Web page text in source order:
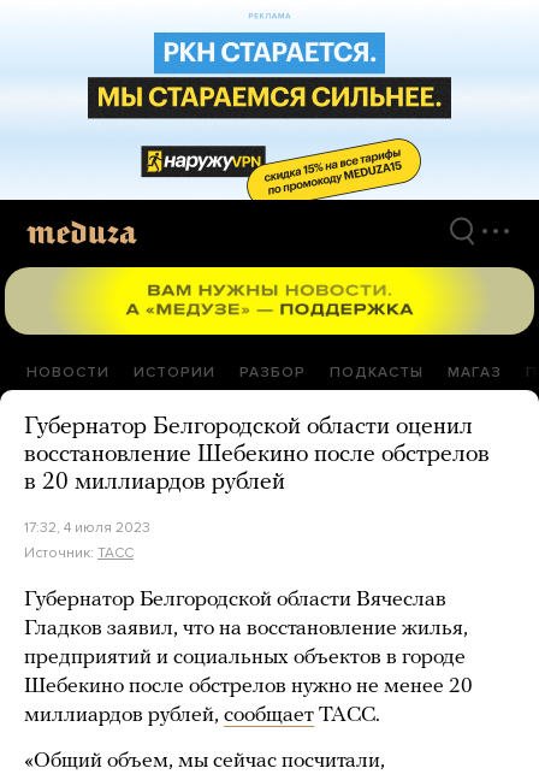
НОВОСТИ ИСТОРИИ РАЗБОР ПОДКАСТЫ МАГАЗ
Губернатор Белгородской области оценил
восстановление Шебекино после обстрелов
в 20 миллиардов рублей
17:32, 4 июля 2023
Источник: ТАСС
Губернатор Белгородской области Вячеслав
Гладков заявил, что на восстановление жилья,
предприятий и социальных объектов в городе
Шебекино после обстрелов нужно не менее 20
миллиардов рублей, сообщает ТАСС.
«Общий объем, мы сейчас посчитали,